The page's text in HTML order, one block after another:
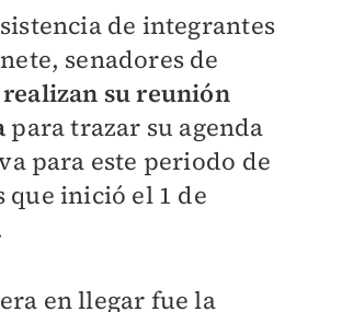
de integrantes
senadores de
realizan su reunión
para trazar su agenda
para este periodo de
que inició el 1 de
en llegar fue la